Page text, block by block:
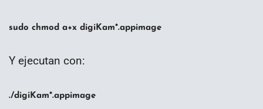
sudo chmod a+x digiKam*.appimage
Y ejecutan con:
./digiKam*.appimage